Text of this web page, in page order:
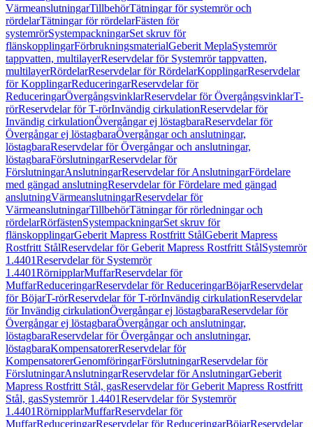
VärmeanslutningarTillbehörTätningar för systemrör och
rördelarTätningar för rördelarFästen för
systemrörSystempackningarSet skruv för
flänskopplingarFörbrukningsmaterialGeberit MeplaSystemrör
tappvatten, multilayerReservdelar för Systemrör tappvatten,
multilayerRördelarReservdelar för RördelarKopplingarReservdelar
för KopplingarReduceringarReservdelar för
ReduceringarÖvergångsvinklarReservdelar för ÖvergångsvinklarT-
rörReservdelar för T-rörInvändig cirkulationReservdelar för
Invändig cirkulationÖvergångar ej löstagbaraReservdelar för
Övergångar ej löstagbaraÖvergångar och anslutningar,
löstagbaraReservdelar för Övergångar och anslutningar,
löstagbaraFörslutningarReservdelar för
FörslutningarAnslutningarReservdelar för AnslutningarFördelare
med gängad anslutningReservdelar för Fördelare med gängad
anslutningVärmeanslutningarReservdelar för
VärmeanslutningarTillbehörTätningar för rörledningar och
rördelarRörfästenSystempackningarSet skruv för
flänskopplingarGeberit Mapress Rostfritt StålGeberit Mapress
Rostfritt StålReservdelar för Geberit Mapress Rostfritt StålSystemrör
1.4401Reservdelar för Systemrör
1.4401RörnipplarMuffarReservdelar för
MuffarReduceringarReservdelar för ReduceringarBöjarReservdelar
för BöjarT-rörReservdelar för T-rörInvändig cirkulationReservdelar
för Invändig cirkulationÖvergångar ej löstagbaraReservdelar för
Övergångar ej löstagbaraÖvergångar och anslutningar,
löstagbaraReservdelar för Övergångar och anslutningar,
löstagbaraKompensatorerReservdelar för
KompensatorerGenomföringarFörslutningarReservdelar för
FörslutningarAnslutningarReservdelar för AnslutningarGeberit
Mapress Rostfritt Stål, gasReservdelar för Geberit Mapress Rostfritt
Stål, gasSystemrör 1.4401Reservdelar för Systemrör
1.4401RörnipplarMuffarReservdelar för
MuffarReduceringarReservdelar för ReduceringarBöjarReservdelar